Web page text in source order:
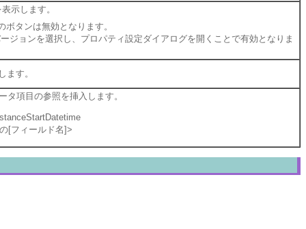
示します。
ボタンは無効となります。
ョンを選択し、プロパティ設定ダイアログを開くことで有効となりま
ます。
タ項目の参照を挿入します。
[フィールド名]>